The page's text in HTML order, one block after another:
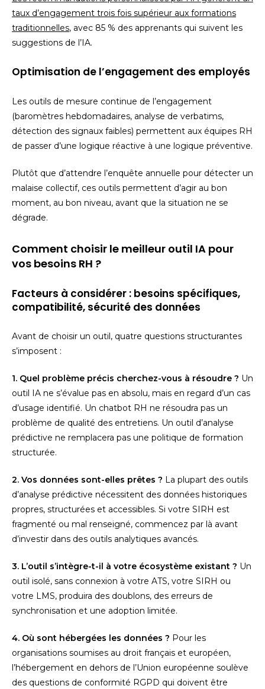
taux d’engagement trois fois supérieur aux formations
traditionnelles, avec 85 % des apprenants qui suivent les
suggestions de l’IA.
Optimisation de l’engagement des employés
Les outils de mesure continue de l’engagement
(baromètres hebdomadaires, analyse de verbatims,
détection des signaux faibles) permettent aux équipes RH
de passer d’une logique réactive à une logique préventive.
Plutôt que d’attendre l’enquête annuelle pour détecter un
malaise collectif, ces outils permettent d’agir au bon
moment, au bon niveau, avant que la situation ne se
dégrade.
Comment choisir le meilleur outil IA pour
vos besoins RH ?
Facteurs à considérer : besoins spécifiques,
compatibilité, sécurité des données
Avant de choisir un outil, quatre questions structurantes
s’imposent :
1. Quel problème précis cherchez-vous à résoudre ? Un
outil IA ne s’évalue pas en absolu, mais en regard d’un cas
d’usage identifié. Un chatbot RH ne résoudra pas un
problème de qualité des entretiens. Un outil d’analyse
prédictive ne remplacera pas une politique de formation
structurée.
2. Vos données sont-elles prêtes ? La plupart des outils
d’analyse prédictive nécessitent des données historiques
propres, structurées et accessibles. Si votre SIRH est
fragmenté ou mal renseigné, commencez par là avant
d’investir dans des outils analytiques avancés.
3. L’outil s’intègre-t-il à votre écosystème existant ? Un
outil isolé, sans connexion à votre ATS, votre SIRH ou
votre LMS, produira des doublons, des erreurs de
synchronisation et une adoption limitée.
4. Où sont hébergées les données ? Pour les
organisations soumises au droit français et européen,
l’hébergement en dehors de l’Union européenne soulève
des questions de conformité RGPD qui doivent être